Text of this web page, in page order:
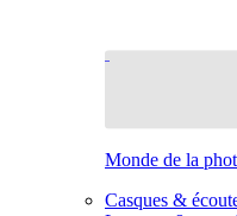
Monde de la
Casques &